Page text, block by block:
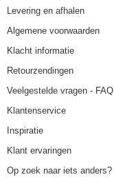
Levering en afhalen
Algemene voorwaarden
Klacht informatie
Retourzendingen
Veelgestelde vragen - FAQ
Klantenservice
Inspiratie
Klant ervaringen
Op zoek naar iets anders?